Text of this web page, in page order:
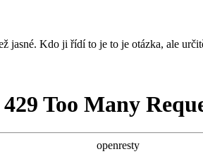
jasné. Kdo ji řídí to je to je otázka, ale